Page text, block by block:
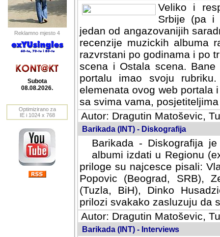
Reklamno mjesto 4
Subota
08.08.2026.
Optimizirano za
IE i 1024 x 768
Veliko i
Srbije (pa i
jedan od angazovanijih
recenzije muzickih albuma
razvrstani po godinama i po
scena i Ostala scena.
portalu imao svoju
elemenata ovog web portala
sa svima vama,
Autor: Dragutin Matoševic,
Barikada (INT) - Diskografija
Barikada - Diskografija
albumi izdati u Regionu
priloge su najcesce pisali:
Popovic (Beograd, SRB),
(Tuzla, BiH), Dinko
prilozi svakako zasluzuju da
Autor: Dragutin Matoševic,
Barikada (INT) - Interviews